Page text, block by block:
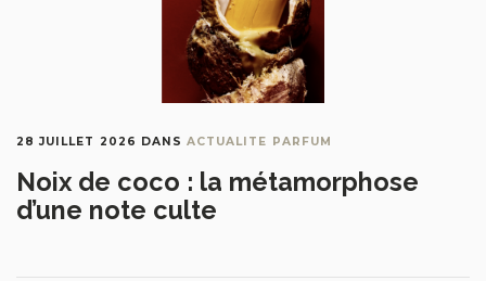
28 JUILLET 2026 DANSACTUALITE PARFUM
Noix de coco : la métamorphose
d’une note culte